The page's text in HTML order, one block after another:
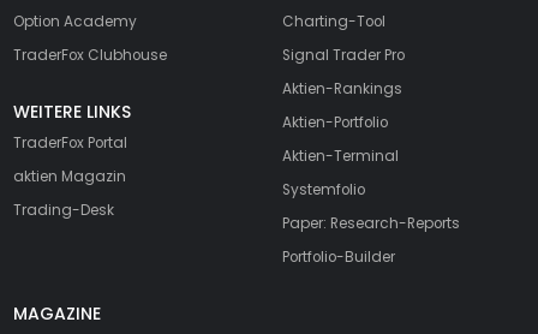
Option Academy
TraderFox Clubhouse
WEITERE LINKS
TraderFox Portal
aktien Magazin
Trading-Desk
Charting-Tool
Signal Trader Pro
Aktien-Rankings
Aktien-Portfolio
Aktien-Terminal
Systemfolio
Paper: Research-Reports
Portfolio-Builder
MAGAZINE